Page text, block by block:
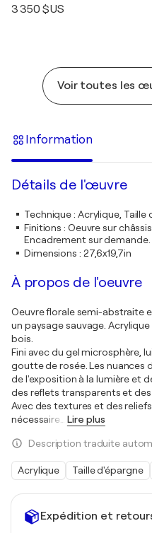
Expédition et
3 350 $US
Voir toutes les
Information
Détails de l'œuvre
Technique: Acrylique, Taille
Finitions : Oeuvre sur
Encadrement sur demande.
Dimensions : 27,6x19,7in
À propos de l'oeuvre
Oeuvre florale semi-abstraite
un paysage sauvage.
bois.
Fini avec du gel microsphère,
goutte de rosée. Les
de l'exposition à la lumière et
des reflets transparents et des
Avec des textures et des
nécessaire
Lire plus
Description traduite
Acrylique Taille d'épargne